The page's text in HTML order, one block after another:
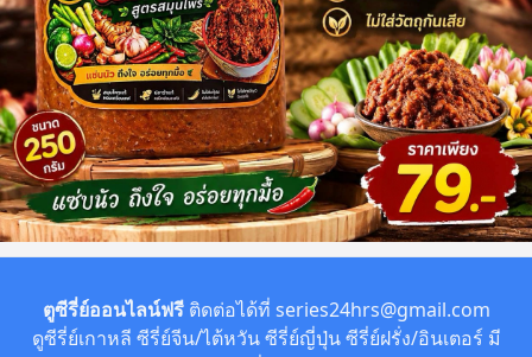
ตูซีรี่ย์ออนไลน์ฟรีติดต่อได้ที่ series24hrs@gmail.com
ดูซีรี่ย์เกาหลี ซีรี่ย์จีน/ไต้หวัน ซีรี่ย์ญี่ปุ่น ซีรี่ย์ฝรั่ง/อินเตอร์ มี